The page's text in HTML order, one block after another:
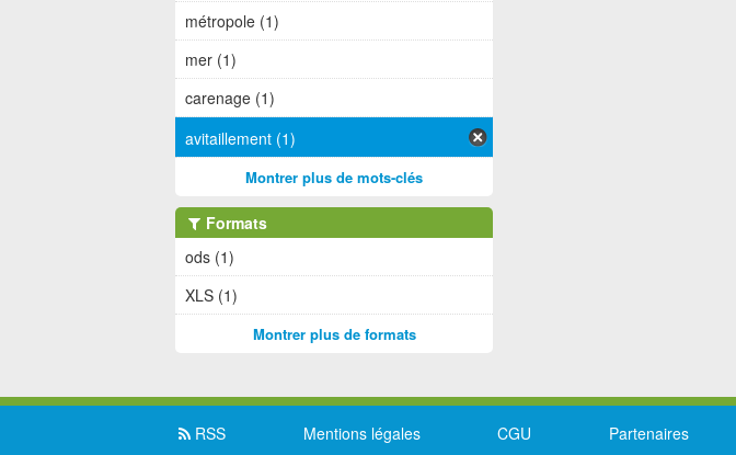
métropole (1)
mer (1)
carenage (1)
avitaillement (1)
Montrer plus de mots-clés
Formats
ods (1)
XLS (1)
Montrer plus de formats
RSS Mentions légales CGU Partenaires